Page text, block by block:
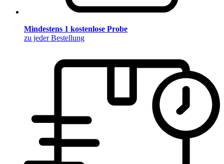
Mindestens 1 kostenlose Probe
zu jeder Bestellung